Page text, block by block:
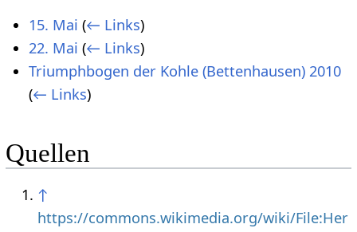
15. Mai (← Links)
22. Mai (← Links)
Triumphbogen der Kohle (Bettenhausen) 2010
(← Links)
Quellen
↑
https://commons.wikimedia.org/wiki/File:Her